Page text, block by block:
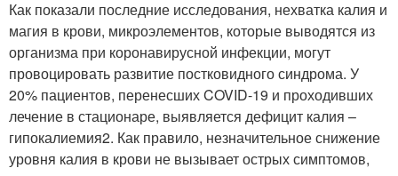
Как показали последние исследования, нехватка калия и
магия в крови, микроэлементов, которые выводятся из
организма при коронавирусной инфекции, могут
провоцировать развитие постковидного синдрома. У
20% пациентов, перенесших COVID-19 и проходивших
лечение в стационаре, выявляется дефицит калия –
гипокалиемия2. Как правило, незначительное снижение
уровня калия в крови не вызывает острых симптомов,